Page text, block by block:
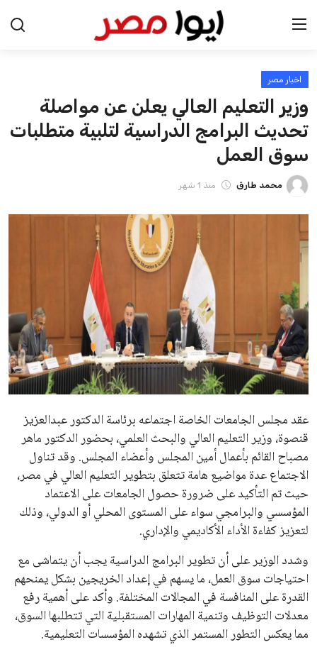
الرئيسية
اخبار مصر
عرب وعالم
اقتصاد
اخبار الرياضة
منوعات
فن وثقافة
علوم وتكنولوجيا
المرأة والجمال
محافظات
اخبار مصر
وزير التعليم العالي يعلن عن مواصلة
تحديث البرامج الدراسية لتلبية متطلبات
سوق العمل
محمد طارق منذ 1 شهر
عقد مجلس الجامعات الخاصة اجتماعه برئاسة الدكتور عبدالعزيز
قنصوة، وزير التعليم العالي والبحث العلمي، بحضور الدكتور ماهر
مصباح القائم بأعمال أمين المجلس وأعضاء المجلس. وقد تناول
الاجتماع عدة مواضيع هامة تتعلق بتطوير التعليم العالي في مصر،
حيث تم التأكيد على ضرورة حصول الجامعات على الاعتماد
المؤسسي والبرامجي سواء على المستوى المحلي أو الدولي، وذلك
لتعزيز كفاءة الأداء الأكاديمي والإداري.
وشدد الوزير على أن تطوير البرامج الدراسية يجب أن يتماشى مع
احتياجات سوق العمل، ما يسهم في إعداد الخريجين بشكل يمنحهم
القدرة على المنافسة في المجالات المختلفة. وأكد على أهمية رفع
معدلات التوظيف وتنمية المهارات المستقبلية التي تتطلبها السوق،
مما يعكس التطور المستمر الذي تشهده المؤسسات التعليمية.